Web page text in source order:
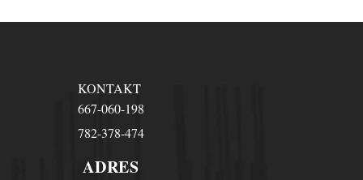
ADRES
KONTAKT
667-060-198
782-378-474